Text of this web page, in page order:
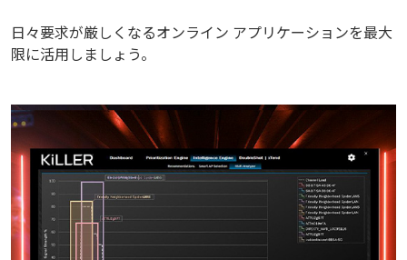
日々要求が厳しくなるオンライン アプリケーションを最大
限に活用しましょう。